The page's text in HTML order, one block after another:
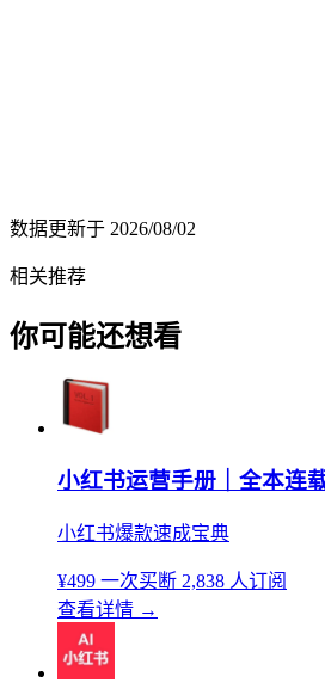
数据更新于 2026/08/02
相关推荐
你可能还想看
小红书运营手册｜全本连
小红书爆款速成宝典
¥499 一次买断 2,838 人订阅
查看详情 →